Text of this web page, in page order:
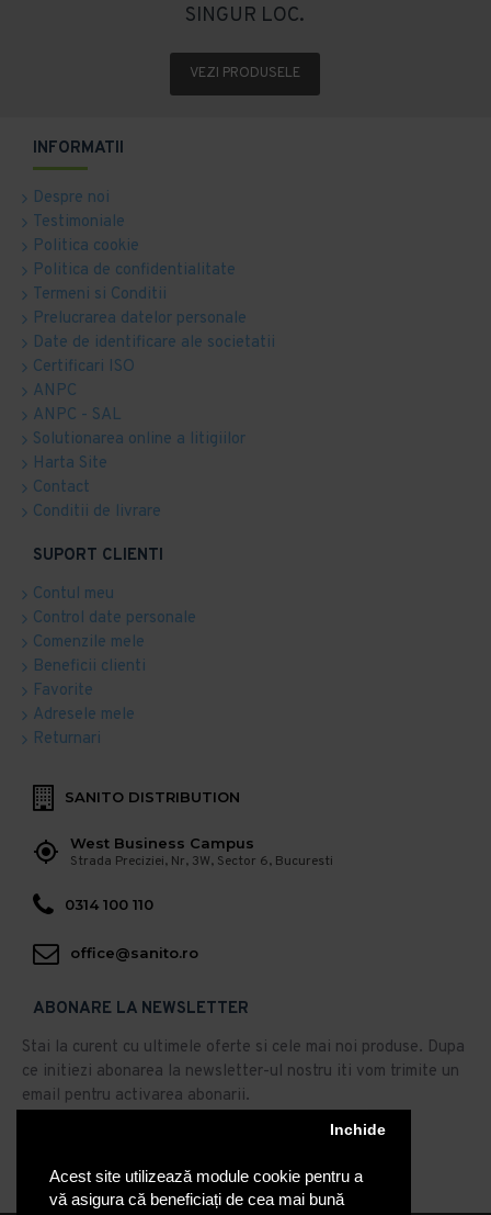
Acest site utilizează module cookie pentru a
vă asigura că beneficiați de cea mai bună
Inchide
SINGUR LOC.
VEZI PRODUSELE
INFORMATII
Despre noi
Testimoniale
Politica cookie
Politica de confidentialitate
Termeni si Conditii
Prelucrarea datelor personale
Date de identificare ale societatii
Certificari ISO
ANPC
ANPC - SAL
Solutionarea online a litigiilor
Harta Site
Contact
Conditii de livrare
SUPORT CLIENTI
Contul meu
Control date personale
Comenzile mele
Beneficii clienti
Favorite
Adresele mele
Returnari
SANITO DISTRIBUTION
West Business Campus
Strada Preciziei, Nr, 3W, Sector 6, Bucuresti
0314 100 110
office@sanito.ro
ABONARE LA NEWSLETTER
Stai la curent cu ultimele oferte si cele mai noi produse. Dupa
ce initiezi abonarea la newsletter-ul nostru iti vom trimite un
email pentru activarea abonarii.
Abonare
Am citit şi sunt de acord cu Politica de Confidentialitate